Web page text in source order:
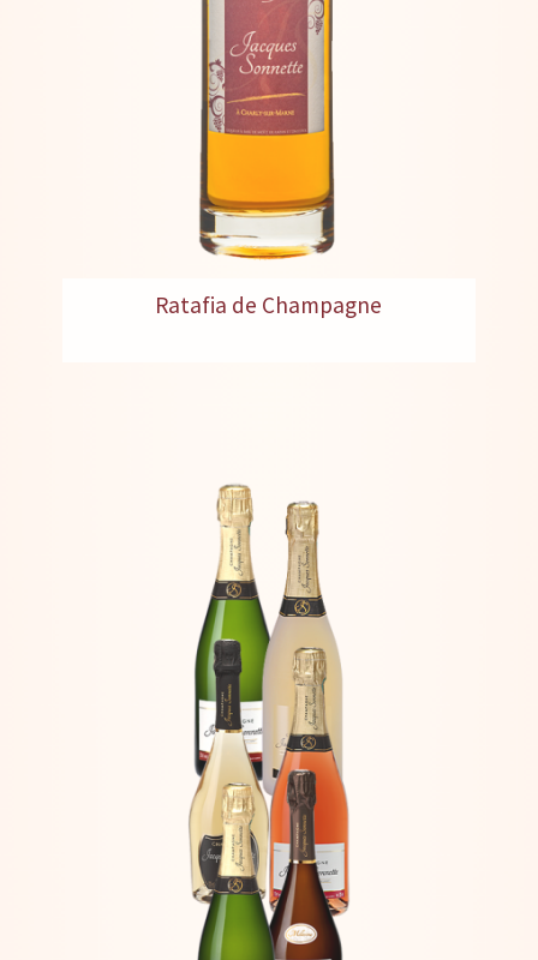
Ratafia de Champagne